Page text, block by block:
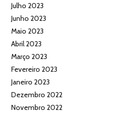
Julho 2023
Junho 2023
Maio 2023
Abril 2023
Março 2023
Fevereiro 2023
Janeiro 2023
Dezembro 2022
Novembro 2022